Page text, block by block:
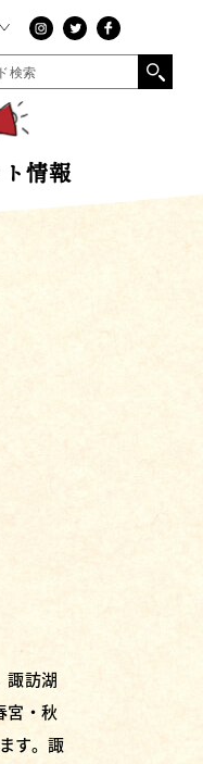
情報
諏訪湖
宮・秋
す。諏